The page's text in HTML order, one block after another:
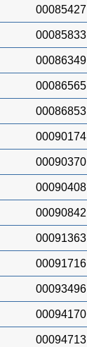
00085427
00085833
00086349
00086565
00086853
00090174
00090370
00090408
00090842
00091363
00091716
00093496
00094170
00094713